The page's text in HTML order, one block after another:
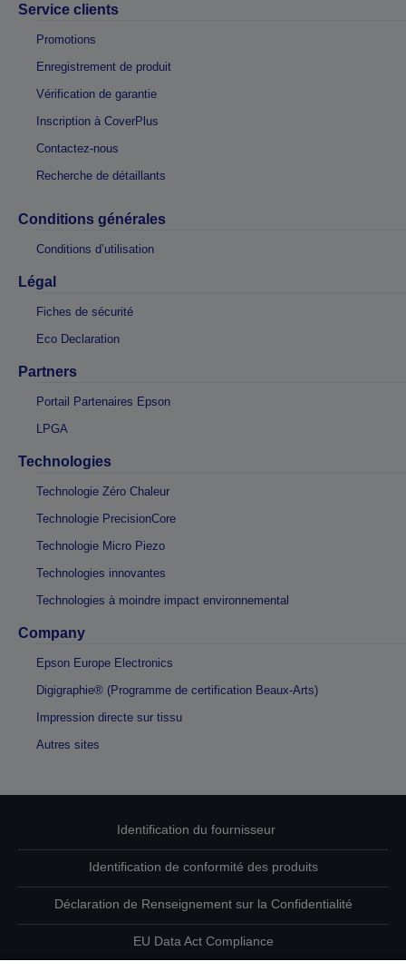
Service clients
Promotions
Enregistrement de produit
Vérification de garantie
Inscription à CoverPlus
Contactez-nous
Recherche de détaillants
Conditions générales
Conditions d’utilisation
Légal
Fiches de sécurité
Eco Declaration
Partners
Portail Partenaires Epson
LPGA
Technologies
Technologie Zéro Chaleur
Technologie PrecisionCore
Technologie Micro Piezo
Technologies innovantes
Technologies à moindre impact environnemental
Company
Epson Europe Electronics
Digigraphie® (Programme de certification Beaux-Arts)
Impression directe sur tissu
Autres sites
Identification du fournisseur
Identification de conformité des produits
Déclaration de Renseignement sur la Confidentialité
EU Data Act Compliance